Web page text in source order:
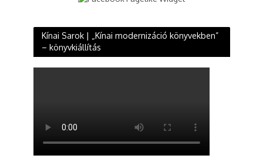
Kínai Sarok | „Kínai modernizáció könyvekben”
– könyvkiállítás